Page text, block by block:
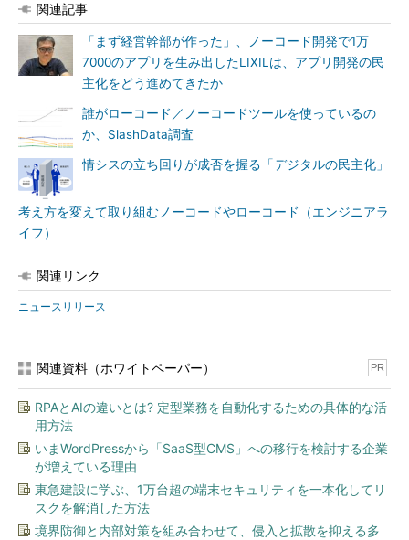
関連記事
「まず経営幹部が作った」、ノーコード開発で1万
7000のアプリを生み出したLIXILは、アプリ開発の民
主化をどう進めてきたか
誰がローコード／ノーコードツールを使っているの
か、SlashData調査
情シスの立ち回りが成否を握る「デジタルの民主化」
考え方を変えて取り組むノーコードやローコード（エンジニアラ
イフ）
関連リンク
ニュースリリース
関連資料（ホワイトペーパー） PR
RPAとAIの違いとは? 定型業務を自動化するための具体的な活
用方法
いまWordPressから「SaaS型CMS」への移行を検討する企業
が増えている理由
東急建設に学ぶ、1万台超の端末セキュリティを一本化してリ
スクを解消した方法
境界防御と内部対策を組み合わせて、侵入と拡散を抑える多